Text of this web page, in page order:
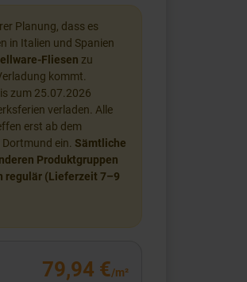
Planung, dass es
in Italien und Spanien
Fliesen zu
kommt.
zum 25.07.2026
verladen. Alle
erst ab dem
ein. Sämtliche
Produktgruppen
regulär (Lieferzeit 7–9
79,94 €/m²